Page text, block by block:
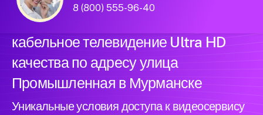
8 (800) 555-96-40
Подключили новый интернет и
кабельное телевидение Ultra HD
качества по адресу улица
Промышленная в Мурманске
Уникальные условия доступа к видеосервису